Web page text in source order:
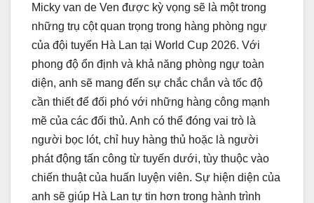
Micky van de Ven được kỳ vọng sẽ là một trong
những trụ cột quan trọng trong hàng phòng ngự
của đội tuyển Hà Lan tại World Cup 2026. Với
phong độ ổn định và khả năng phòng ngự toàn
diện, anh sẽ mang đến sự chắc chắn và tốc độ
cần thiết để đối phó với những hàng công mạnh
mẽ của các đối thủ. Anh có thể đóng vai trò là
người bọc lót, chỉ huy hàng thủ hoặc là người
phát động tấn công từ tuyến dưới, tùy thuộc vào
chiến thuật của huấn luyện viên. Sự hiện diện của
anh sẽ giúp Hà Lan tự tin hơn trong hành trình